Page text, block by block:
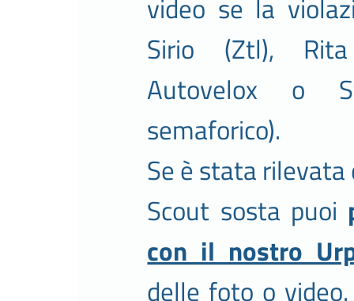
video se la
Sirio (Ztl), Rita
Autovelox o
semaforico).
Se è stata
Scout sosta puoi
con il nostro
delle foto o